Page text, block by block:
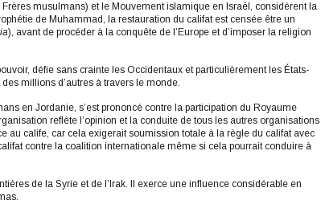
musulmans) et le Mouvement islamique en Israël, considèrent la
de Muhammad, la restauration du califat est censée être un
), avant de procéder à la conquête de l’Europe et d’imposer la religion
défie sans crainte les Occidentaux et particulièrement les États-
millions d’autres à travers le monde.
en Jordanie, s’est prononcé contre la participation du Royaume
reflète l’opinion et la conduite de tous les autres organisations
au calife, car cela exigerait soumission totale à la règle du califat avec
contre la coalition internationale même si cela pourrait conduire à
de la Syrie et de l’Irak. Il exerce une influence considérable en